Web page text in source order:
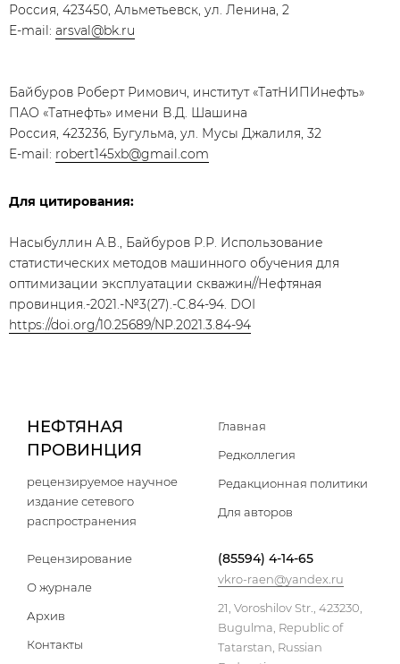
Россия, 423450, Альметьевск, ул. Ленина, 2
E-mail: arsval@bk.ru
Байбуров Роберт Римович, институт «ТатНИПИнефть»
ПАО «Татнефть» имени В.Д. Шашина
Россия, 423236, Бугульма, ул. Мусы Джалиля, 32
E-mail: robert145xb@gmail.com
Для цитирования:
Насыбуллин А.В., Байбуров Р.Р. Использование
статистических методов машинного обучения для
оптимизации эксплуатации скважин//Нефтяная
провинция.-2021.-№3(27).-С.84-94. DOI
https://doi.org/10.25689/NP.2021.3.84-94
НЕФТЯНАЯ
ПРОВИНЦИЯ
рецензируемое научное
издание сетевого
распространения
Главная
Редколлегия
Редакционная политики
Для авторов
Рецензирование
О журнале
Архив
Контакты
(85594) 4-14-65
vkro-raen@yandex.ru
21, Voroshilov Str., 423230,
Bugulma, Republic of
Tatarstan, Russian